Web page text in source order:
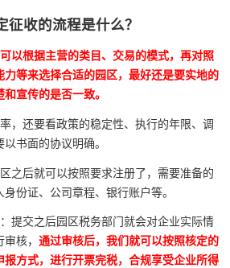
征收的流程是什么？
可以根据主营的类目、交易的模式，再对照
力等来选择合适的园区，最好还是要实地的
宣传的是否一致。
，还要看政策的稳定性、执行的年限、调
书面的协议明确。
之后就可以按照要求注册了，需要准备的
份证、公司章程、银行账户等。
提交之后园区税务部门就会对企业实际情
核， 通过审核后，我们就可以按照核定的
方式，进行开票完税，合规享受企业所得